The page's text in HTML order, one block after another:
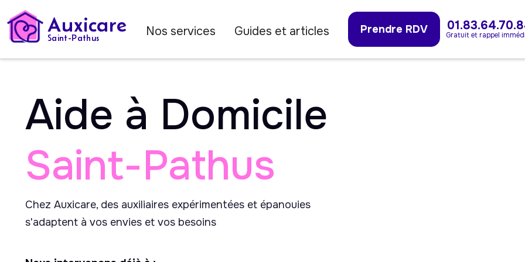
Auxicare
Saint-Pathus Nos services Guides et articles Prendre RDV Gratuit et rappel
Aide à Domicile
Saint-Pathus
Chez Auxicare, des auxiliaires expérimentées et épanouies
s'adaptent à vos envies et vos besoins